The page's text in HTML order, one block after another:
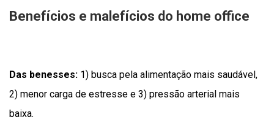
Benefícios e malefícios do home office
Das benesses: 1) busca pela alimentação mais saudável,
2) menor carga de estresse e 3) pressão arterial mais
baixa.